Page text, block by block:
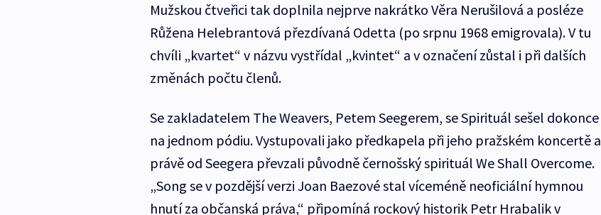
Mužskou čtveřici tak doplnila nejprve nakrátko Věra Nerušilová a posléze
Růžena Helebrantová přezdívaná Odetta (po srpnu 1968 emigrovala). V tu
chvíli „kvartet“ v názvu vystřídal „kvintet“ a v označení zůstal i při dalších
změnách počtu členů.
Se zakladatelem The Weavers, Petem Seegerem, se Spirituál sešel dokonce
na jednom pódiu. Vystupovali jako předkapela při jeho pražském koncertě a
právě od Seegera převzali původně černošský spirituál We Shall Overcome.
„Song se v pozdější verzi Joan Baezové stal víceméně neoficiální hymnou
hnutí za občanská práva,“ připomíná rockový historik Petr Hrabalik v